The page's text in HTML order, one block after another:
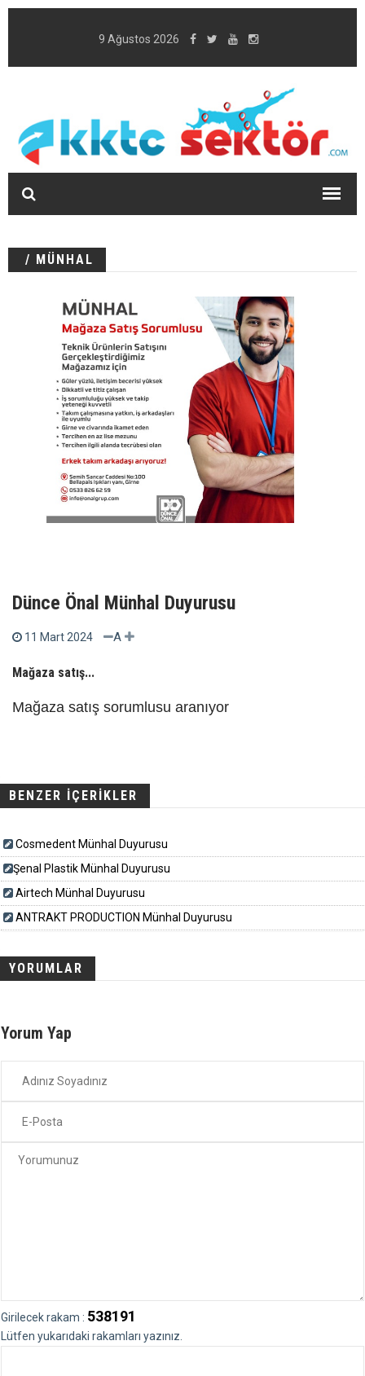
9 Ağustos 2026
/ MÜNHAL
Dünce Önal Münhal Duyurusu
11 Mart 2024 A
Mağaza satış...
Mağaza satış sorumlusu aranıyor
BENZER İÇERİKLER
Cosmedent Münhal Duyurusu
​​​Şenal Plastik Münhal Duyurusu
Airtech Münhal Duyurusu
ANTRAKT PRODUCTION Münhal Duyurusu
YORUMLAR
Yorum Yap
Girilecek rakam : 538191
Lütfen yukarıdaki rakamları yazınız.